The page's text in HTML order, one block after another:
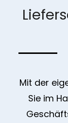
Mit der
Sie im